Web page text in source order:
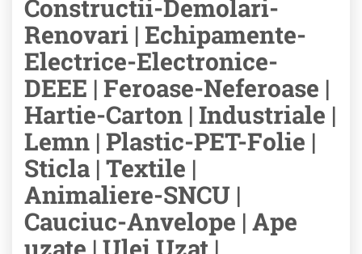
Constructii-Demolari-
Renovari | Echipamente-
Electrice-Electronice-
DEEE | Feroase-Neferoase |
Hartie-Carton | Industriale |
Lemn | Plastic-PET-Folie |
Sticla | Textile |
Animaliere-SNCU |
Cauciuc-Anvelope | Ape